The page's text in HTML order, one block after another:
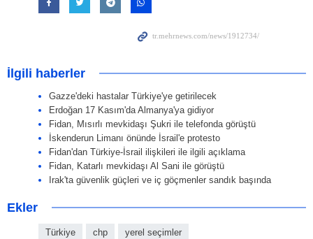
İlgili haberler
Gazze'deki hastalar Türkiye'ye getirilecek
Erdoğan 17 Kasım'da Almanya'ya gidiyor
Fidan, Mısırlı mevkidaşı Şukri ile telefonda görüştü
İskenderun Limanı önünde İsrail'e protesto
Fidan'dan Türkiye-İsrail ilişkileri ile ilgili açıklama
Fidan, Katarlı mevkidaşı Al Sani ile görüştü
Irak'ta güvenlik güçleri ve iç göçmenler sandık başında
Ekler
Türkiye chp yerel seçimler